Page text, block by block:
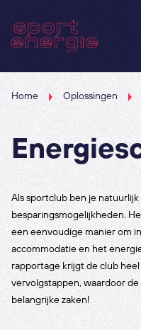
Home Oplossingen
Als sportclub ben je
besparingsmogelijkheden.
een eenvoudige manier om
accommodatie en het
rapportage krijgt de club
vervolgstappen, waardoor
belangrijke zaken!